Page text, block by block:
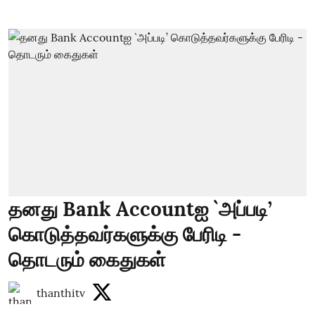
தனது Bank Accountஐ `அப்படி’
கொடுத்தவர்களுக்கு பேரிடி -
தொடரும் கைதுகள்
thanthitv